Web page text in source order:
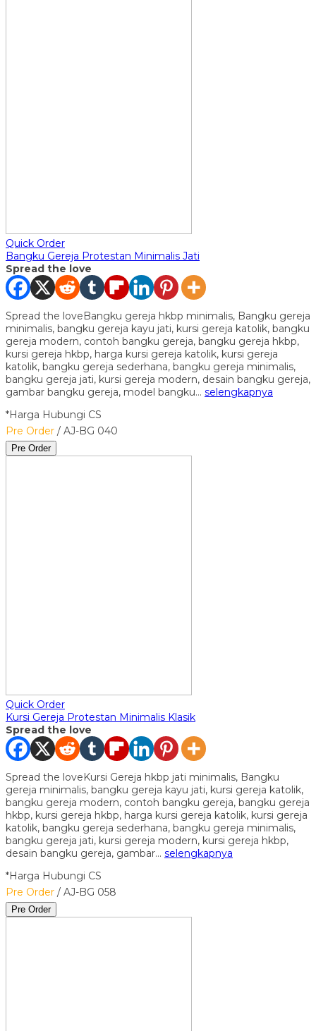
Quick Order
Bangku Gereja Protestan Minimalis Jati
Spread the love
Spread the loveBangku gereja hkbp minimalis, Bangku gereja
minimalis, bangku gereja kayu jati, kursi gereja katolik, bangku
gereja modern, contoh bangku gereja, bangku gereja hkbp,
kursi gereja hkbp, harga kursi gereja katolik, kursi gereja
katolik, bangku gereja sederhana, bangku gereja minimalis,
bangku gereja jati, kursi gereja modern, desain bangku gereja,
gambar bangku gereja, model bangku… selengkapnya
*Harga Hubungi CS
Pre Order / AJ-BG 040
Pre Order
Quick Order
Kursi Gereja Protestan Minimalis Klasik
Spread the love
Spread the loveKursi Gereja hkbp jati minimalis, Bangku
gereja minimalis, bangku gereja kayu jati, kursi gereja katolik,
bangku gereja modern, contoh bangku gereja, bangku gereja
hkbp, kursi gereja hkbp, harga kursi gereja katolik, kursi gereja
katolik, bangku gereja sederhana, bangku gereja minimalis,
bangku gereja jati, kursi gereja modern, kursi gereja hkbp,
desain bangku gereja, gambar… selengkapnya
*Harga Hubungi CS
Pre Order / AJ-BG 058
Pre Order